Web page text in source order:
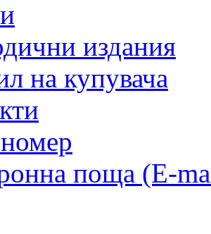
издания
на купувача
поща (E-